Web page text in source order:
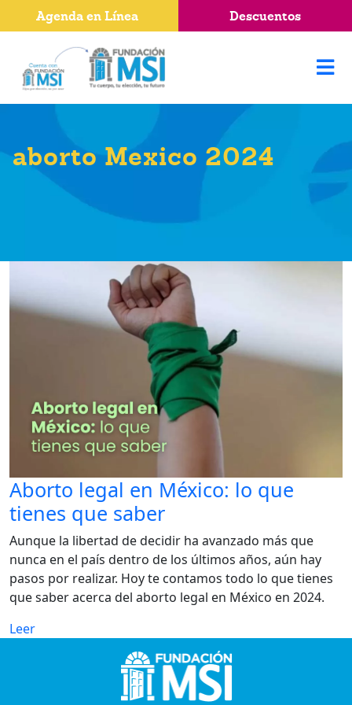
aborto Mexico 2024
Aborto legal en México: lo que
tienes que saber
Aunque la libertad de decidir ha avanzado más que
nunca en el país dentro de los últimos años, aún hay
pasos por realizar. Hoy te contamos todo lo que tienes
que saber acerca del aborto legal en México en 2024.
Leer
Agenda en Línea Descuentos